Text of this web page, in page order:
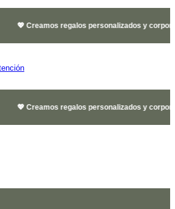
💖 Creamos regalos personalizados y
💖 Creamos regalos personalizados y